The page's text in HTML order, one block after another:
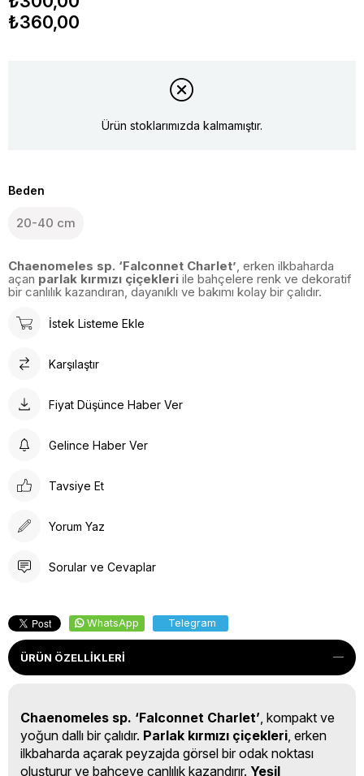
₺360,00
Ürün stoklarımızda kalmamıştır.
Beden
20-40 cm
Chaenomeles sp. ‘Falconnet Charlet’ , erken ilkbaharda
açan parlak kırmızı çiçekleri ile bahçelere renk ve dekoratif
bir canlılık kazandıran, dayanıklı ve bakımı kolay bir çalıdır.
İstek Listeme Ekle
Karşılaştır
Fiyat Düşünce Haber Ver
Gelince Haber Ver
Tavsiye Et
Yorum Yaz
Sorular ve Cevaplar
WhatsApp Telegram
ÜRÜN ÖZELLIKLERI
Chaenomeles sp. ‘Falconnet Charlet’, kompakt ve
yoğun dallı bir çalıdır. Parlak kırmızı çiçekleri, erken
ilkbaharda açarak peyzajda görsel bir odak noktası
oluşturur ve bahçeye canlılık kazandırır. Yeşil